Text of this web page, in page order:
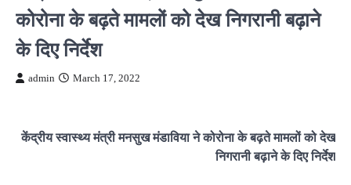
कोरोना के बढ़ते मामलों को देख निगरानी बढ़ाने
के दिए निर्देश
admin March 17, 2022
केंद्रीय स्वास्थ्य मंत्री मनसुख मंडाविया ने कोरोना के बढ़ते मामलों को देख
निगरानी बढ़ाने के दिए निर्देश